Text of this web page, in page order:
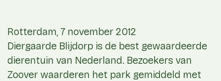
Rotterdam, 7 november 2012
Diergaarde Blijdorp is de best gewaardeerde
dierentuin van Nederland. Bezoekers van
Zoover waarderen het park gemiddeld met